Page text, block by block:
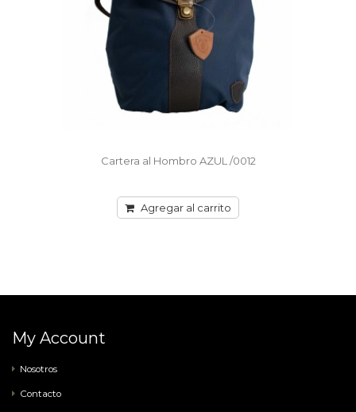
Cartera al Hombro AZUL /0012
Agregar al carrito
My Account
Nosotros
Contacto